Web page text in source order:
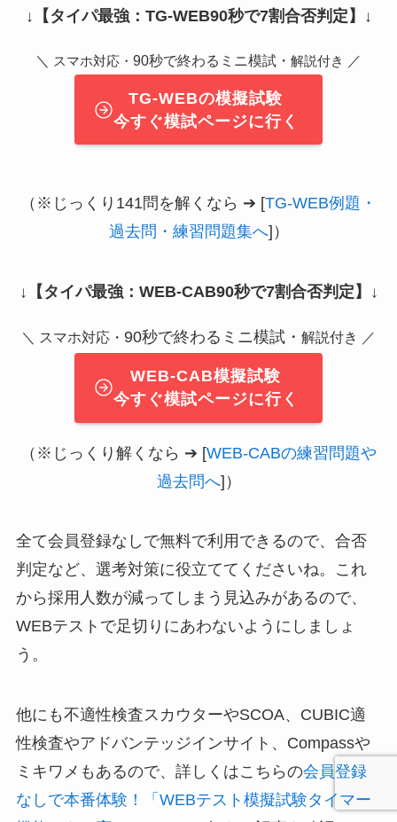
↓ 【タイパ最強：TG-WEB90秒で7割合否判定】 ↓
＼ スマホ対応・ 90秒で終わるミニ模試・ 解説付き ／
TG-WEBの模擬試験
今すぐ模試ページに行く
（※じっくり141問を解くなら ➔ [TG-WEB例題・
過去問・練習問題集へ]）
↓ 【タイパ最強：WEB-CAB90秒で7割合否判定】 ↓
＼ スマホ対応・ 90秒で終わるミニ模試・ 解説付き ／
WEB-CAB模擬試験
今すぐ模試ページに行く
（※じっくり解くなら ➔ [WEB-CABの練習問題や
過去問へ]）
全て会員登録なしで無料で利用できるので、合否
判定など、選考対策に役立ててくださいね。これ
から採用人数が減ってしまう見込みがあるので、
WEBテストで足切りにあわないようにしましょ
う。
他にも不適性検査スカウターやSCOA、CUBIC適
性検査やアドバンテッジインサイト、Compassや
ミキワメもあるので、詳しくはこちらの会員登録
なしで本番体験！「WEBテスト模擬試験タイマー